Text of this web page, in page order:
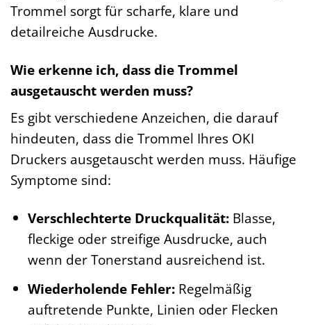
Trommel sorgt für scharfe, klare und
detailreiche Ausdrucke.
Wie erkenne ich, dass die Trommel
ausgetauscht werden muss?
Es gibt verschiedene Anzeichen, die darauf
hindeuten, dass die Trommel Ihres OKI
Druckers ausgetauscht werden muss. Häufige
Symptome sind:
Verschlechterte Druckqualität:Blasse,
fleckige oder streifige Ausdrucke, auch
wenn der Tonerstand ausreichend ist.
Wiederholende Fehler:Regelmäßig
auftretende Punkte, Linien oder Flecken